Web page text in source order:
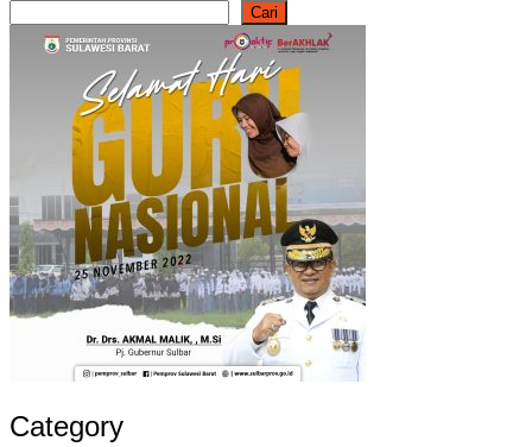
Cari
Category